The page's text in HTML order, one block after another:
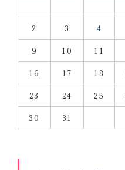
2 3 4
9 10 11
16 17 18
23 24 25
30 31